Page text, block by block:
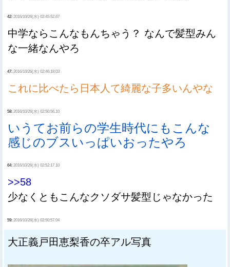
42: 2016/10/26(水) 02:45:52.67
中学ならこんなもんちゃう？ なんで髪型みん
な一緒なんやろ
47: 2016/10/26(水) 02:46:18.03
これに比べたら日本人て綺麗な子多いんやな
58: 2016/10/26(水) 02:50:56.10
いうてお前らの学生時代にもこんな
感じのブスいっぱいおったやろ
64: 2016/10/26(水) 02:52:17.10
>>58
少なくともこんなクソダサ髪型じゃなかった
59: 2016/10/26(水) 02:50:57.04
大正義戸田恵梨香の卒アル写真